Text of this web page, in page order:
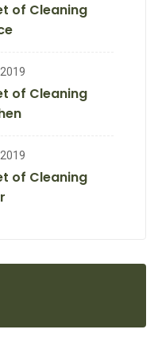
of Cleaning
of Cleaning
of Cleaning